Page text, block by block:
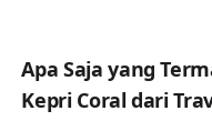
Apa Saja yang
Kepri Coral dari